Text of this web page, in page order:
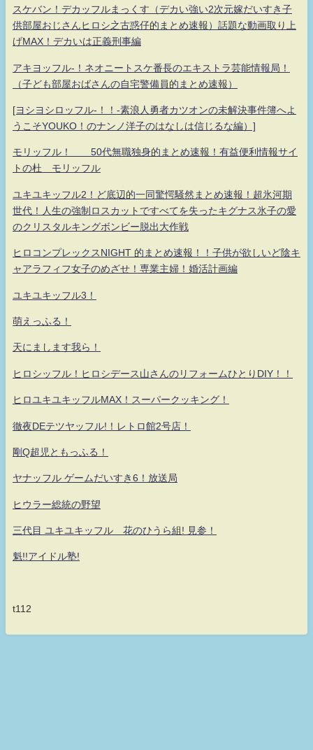
スケバン！デカッフルまっくす（デカい強い2次元嫁だいすき子
供部屋おじさんヒロシ之古惑仔的まとめ速報）話題な動画取り上
げMAX！デカいは正義刑事編
アキヨッフル-！ネオニートスケ番長のエキストラ芸能情報局！
（子ども部屋おばさんの自宅警備員的まとめ速報）
[ヨシヨシロッフル-！！-素浪人勇者カツオンの未解決事件簿へよ
うこそYOUKO！のナンノ洋子のはなしは信じるな編）]
モリッフル！ 50代無職独身的まとめ速報！有益便利情報サイ
トの杜 モリッフル
ユキユキッフル2！ど底辺的一同驚愕騒然まとめ速報！超氷河期
世代！人生の強制ロスカットですべてを失ったキグナス氷子の愛
のクリスタルキングボンビー脱出大作戦
ヒロコンプレックスNIGHT 的まとめ速報！！子供が欲しいど陰キ
ャアラフィフ女子のめざせ！専業主婦！婚活計画編
ユキユキッフル3！
萌えっふる！
天にまします我ら！
ヒロシッフル！ヒロシデース山さんのリフォームひとりDIY！！
ヒロユキユキッフルMAX！スーパークッキング！
徹夜DEテツヤッフル!！レトロ館2号店！
剛Q超児ともっふる！
ヤナッフル ゲームだいすき6！放送局
ヒウラー総統の野望
三代目 ユキユキッフル 花のひうら組! 見参！
魁!!アイドル塾!
t112